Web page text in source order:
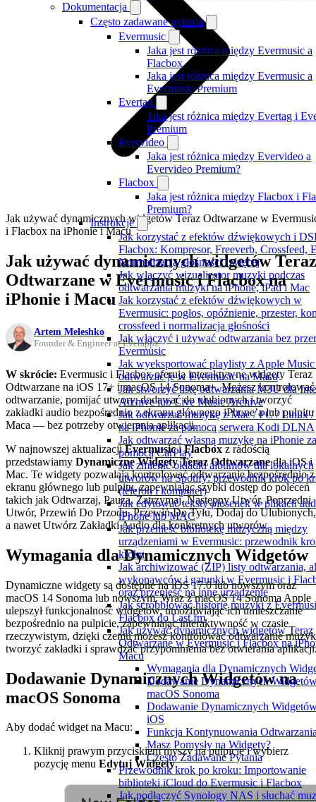
Dokumentacja
Często zadawane pytania
Evermusic
Jaka jest różnica między Evermusic a
Flacbox
Jaka jest różnica między Evermusic a
Evermusic Premium
Evertag
Jaka jest różnica między Evertag i
Premium
Evervideo
Jaka jest różnica między Evervideo a
Evervideo Premium?
Flacbox
Jaka jest różnica między Flacbox i
Premium?
Instrukcje
Jak korzystać z efektów dźwiękowych i
Flacbox: Kompresor, Freeverb, Crossfeed,
Normalizacja głośności i więcej
Jak włączyć wizualizator muzyki podczas
odtwarzania muzyki na iPhone, iPad i Mac
Jak korzystać z efektów dźwiękowych w
Evermusic: pogłos, opóźnienie, przester,
crossfeed i normalizacja głośności
Jak włączyć i używać odtwarzania bez
Evermusic
Jak wyeksportować playlisty z Apple
odtwarzać je w Evermusic na Macu
Jak stworzyć listę odtwarzania M3U dla
Archive lub Live Music Archive
Jak odtwarzać muzykę z Mac / PC / Linux
na iPhonie za pomocą serwera Kodi DLNA
Jak odtwarzać własną muzykę na iPhonie za
pomocą CarPlay
Jak zmienić okładki albumów dla lokalnych
utworów na Spotify: przewodnik krok po
(telefon i komputer)
Jak edytować teksty piosenek w plikach
iPhone lub MAC
Jak przenieść bibliotekę muzyczną między
urządzeniami w Evermusic: przewodnik
kroku
Jak archiwizować (ZIP) listy odtwarzania,
wykonawców i gatunki w Evermusic i
oraz przenieść na inne urządzenie
Jak scrobblować historię muzyki z
Flacbox do Last.fm
Jak używać dynamicznych widgetów Teraz
Odtwarzane w Evermusic i Flacbox na
Macu
Wymagania dla Dynamicznych
Dodawanie Dynamicznych
macOS Sonoma
Dodawanie Dynamicznych
iOS
Funkcja Kontynuowania
Masz Pomysły na Widgety?
Często Zadawane Pytania
Przewodnik krok po kroku: Importowanie
biblioteki iCloud do Evermusic i Flacbox
Jak podłączyć Synology NAS i słuchać
Jak używać dynamicznych widgetów Teraz Odtwarzane w
i Flacbox na iPhonie i Macu
Jak używać dynamicznych widgetów Teraz
Odtwarzane w Evermusic i Flacbox na
iPhonie i Macu
Artem Meleshko
Founder & Engineer at Everappz
W skrócie: Evermusic i Flacbox oferują interaktywne widgety Teraz
Odtwarzane na iOS 17+ i macOS 14 Sonoma+. Możesz kontrolować
odtwarzanie, pomijać utwory, dodawać do ulubionych i tworzyć
zakładki audio bezpośrednio z ekranu głównego iPhone’a lub pulpitu
Maca — bez potrzeby otwierania aplikacji.
W najnowszej aktualizacjiEvermusiciFlacboxz radością
przedstawiamy Dynamiczne Widgety Teraz Odtwarzanedla iOS i
Mac. Te widgety pozwalają kontrolować odtwarzanie bezpośrednio z
ekranu głównego lub pulpitu, zapewniając szybki dostęp do poleceń
takich jak Odtwarzaj, Pauza, Zatrzymaj, Następny Utwór, Poprzedni
Utwór, Przewiń Do Przodu, Przewiń Do Tyłu, Dodaj do Ulubionych,
a nawet Utwórz Zakładki Audio dla konkretnych utworów.
Wymagania dla Dynamicznych Widgetów
Dynamiczne widgety są dostępne na iOS 17.0 lub nowszym oraz
macOS 14 Sonoma lub nowszym. Wraz z macOS 14 Sonoma Apple
ulepszył funkcjonalność widgetów, umożliwiając ich umieszczanie
bezpośrednio na pulpicie, zapewniając interaktywność w czasie
rzeczywistym, dzięki czemu możesz kontrolować odtwarzanie
tworzyć zakładki i sprawdzać przypomnienia bez otwierania
Dodawanie Dynamicznych Widgetów na
macOS Sonoma
Aby dodać widget na Macu:
Kliknij prawym przyciskiem myszy na pulpicie i wybierz
pozycję menu Edytuj Widgety.